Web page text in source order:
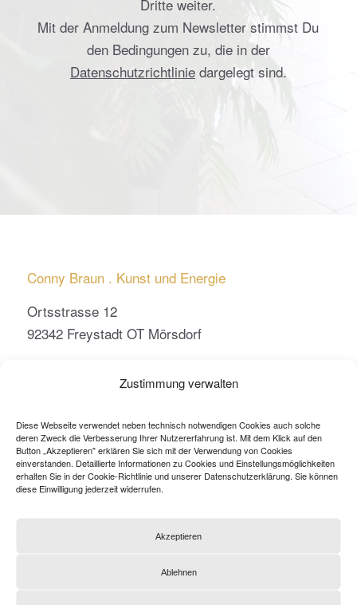
Zustimmung verwalten
Diese Webseite verwendet neben technisch notwendigen Cookies auch solche
deren Zweck die Verbesserung Ihrer Nutzererfahrung ist. Mit dem Klick auf den
Button „Akzeptieren" erklären Sie sich mit der Verwendung von Cookies
einverstanden. Detaillierte Informationen zu Cookies und Einstellungsmöglichkeiten
erhalten Sie in der Cookie-Richtlinie und unserer Datenschutzerklärung. Sie können
diese Einwilligung jederzeit widerrufen.
Akzeptieren
Ablehnen
Dritte weiter.
Mit der Anmeldung zum Newsletter stimmst Du
den Bedingungen zu, die in der
Datenschutzrichtliniedargelegt sind.
Conny Braun . Kunst und Energie
Ortsstrasse 12
92342 Freystadt OT Mörsdorf
Tel09179 965 73 80
Mobil0178 84 68 547